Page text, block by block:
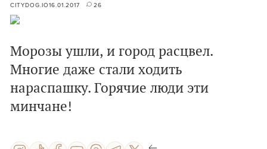
CITYDOG.IO16.01.2017 26
Морозы ушли, и город расцвел.
Многие даже стали ходить
нараспашку. Горячие люди эти
минчане!